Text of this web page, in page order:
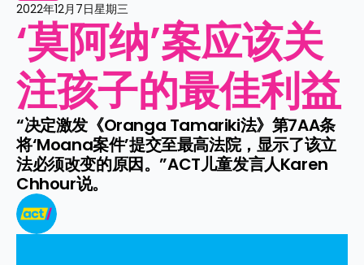
2022年12月7日星期三
‘莫阿纳’案应该关
注孩子的最佳利益
“决定激发《Oranga Tamariki法》第7AA条
将‘Moana案件’提交至最高法院，显示了该立
法必须改变的原因。”ACT儿童发言人Karen
Chhour说。